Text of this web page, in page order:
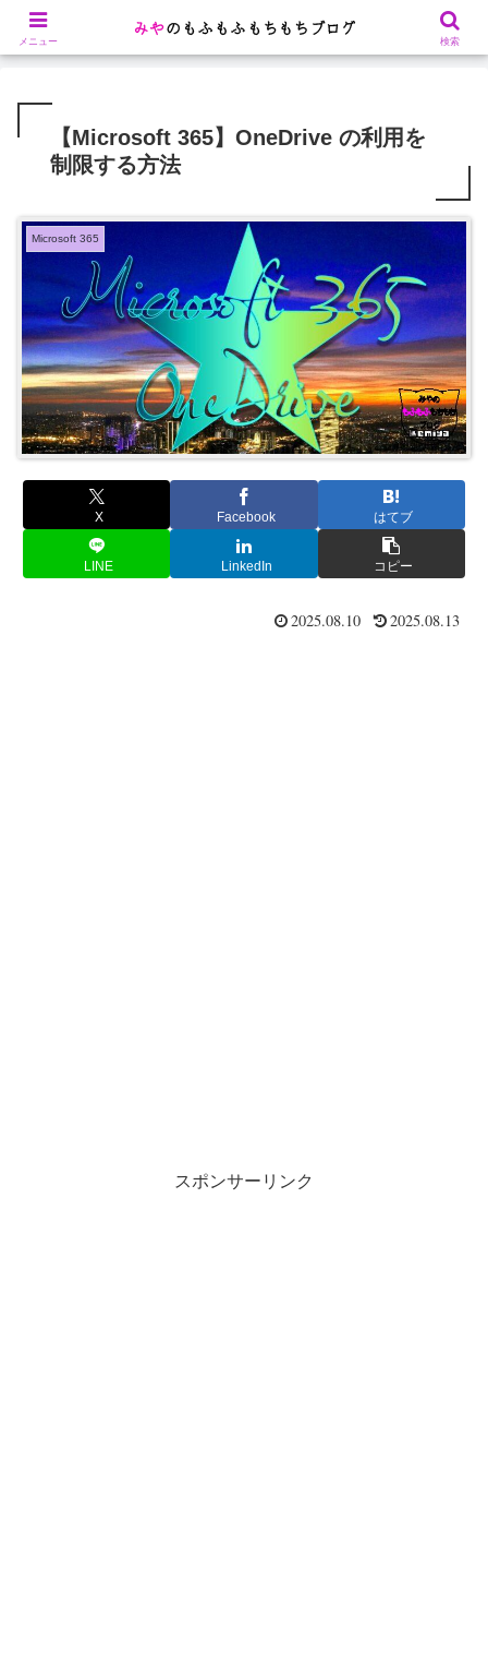
Microsoft 365関連や、ゲーム攻略を記載します
【Microsoft 365】OneDrive の利用を
制限する方法
Microsoft 365
X Facebook はてブ
LINE LinkedIn コピー
2025.08.10 2025.08.13
スポンサーリンク
メニュー 検索